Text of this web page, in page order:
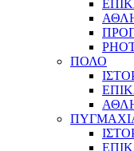
ΠΟΛΟ